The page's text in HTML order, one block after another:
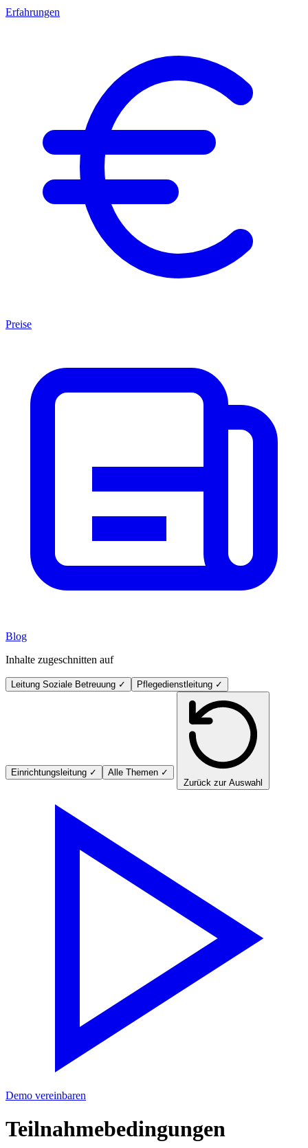
Erfahrungen
Preise
Blog
Inhalte zugeschnitten auf
Leitung Soziale Betreuung ✓ Pflegedienstleitung ✓
Einrichtungsleitung ✓ Alle Themen ✓
Zurück zur Auswahl
Demo vereinbaren
Teilnahmebedingungen